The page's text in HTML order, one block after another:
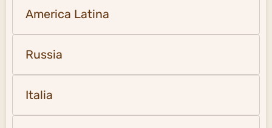
America Latina
Russia
Italia